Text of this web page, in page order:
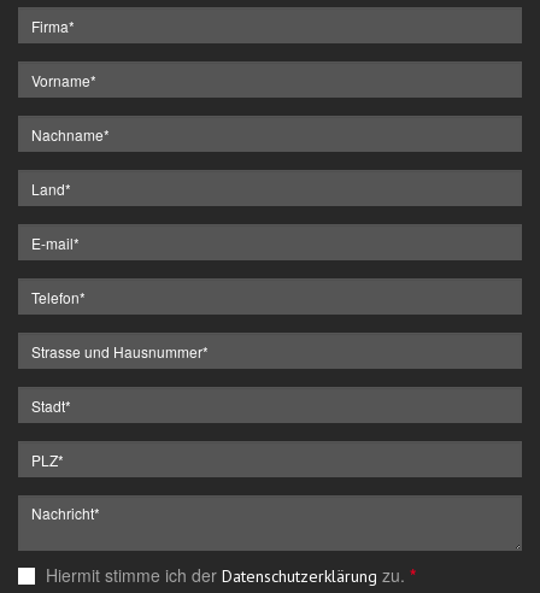
Hiermit stimme ich der Datenschutzerklärung zu. *